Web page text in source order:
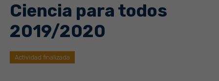
Ciencia para todos
2019/2020
Actividad finalizada